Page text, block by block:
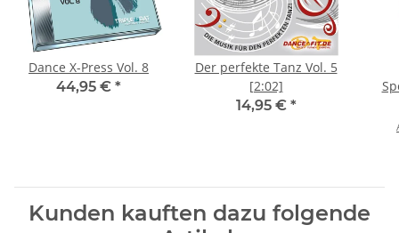
Dance X-Press Vol. 8
44,95 € *
Der perfekte Tanz Vol. 5
[2:02]
14,95 € *
Kunden kauften dazu folgende